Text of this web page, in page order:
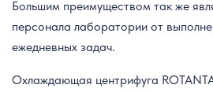
Большим преимуществом так же
персонала лаборатории от
ежедневных задач.
Охлаждающая центрифуга